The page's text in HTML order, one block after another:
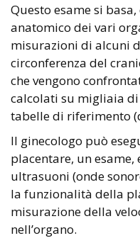
Questo esame si
anatomico dei vari
misurazioni di alcuni
circonferenza del
che vengono
calcolati su migliaia
tabelle di riferimento
Il ginecologo può
placentare, un
ultrasuoni (onde
la funzionalità della
misurazione della
nell’organo.